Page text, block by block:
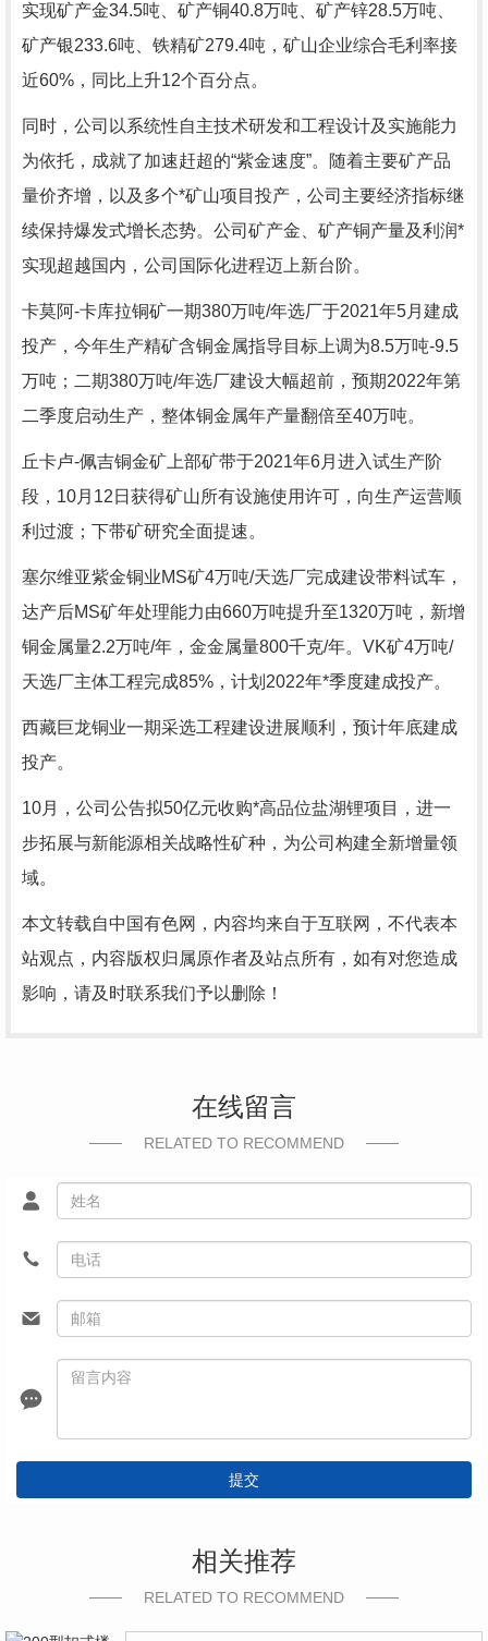
实现矿产金34.5吨、矿产铜40.8万吨、矿产锌28.5万吨、
矿产银233.6吨、铁精矿279.4吨，矿山企业综合毛利率接
近60%，同比上升12个百分点。
同时，公司以系统性自主技术研发和工程设计及实施能力
为依托，成就了加速赶超的“紫金速度”。随着主要矿产品
量价齐增，以及多个*矿山项目投产，公司主要经济指标继
续保持爆发式增长态势。公司矿产金、矿产铜产量及利润*
实现超越国内，公司国际化进程迈上新台阶。
卡莫阿-卡库拉铜矿一期380万吨/年选厂于2021年5月建成
投产，今年生产精矿含铜金属指导目标上调为8.5万吨-9.5
万吨；二期380万吨/年选厂建设大幅超前，预期2022年第
二季度启动生产，整体铜金属年产量翻倍至40万吨。
丘卡卢-佩吉铜金矿上部矿带于2021年6月进入试生产阶
段，10月12日获得矿山所有设施使用许可，向生产运营顺
利过渡；下带矿研究全面提速。
塞尔维亚紫金铜业MS矿4万吨/天选厂完成建设带料试车，
达产后MS矿年处理能力由660万吨提升至1320万吨，新增
铜金属量2.2万吨/年，金金属量800千克/年。VK矿4万吨/
天选厂主体工程完成85%，计划2022年*季度建成投产。
西藏巨龙铜业一期采选工程建设进展顺利，预计年底建成
投产。
10月，公司公告拟50亿元收购*高品位盐湖锂项目，进一
步拓展与新能源相关战略性矿种，为公司构建全新增量领
域。
本文转载自中国有色网，内容均来自于互联网，不代表本
站观点，内容版权归属原作者及站点所有，如有对您造成
影响，请及时联系我们予以删除！
在线留言
RELATED TO RECOMMEND
提交
相关推荐
RELATED TO RECOMMEND